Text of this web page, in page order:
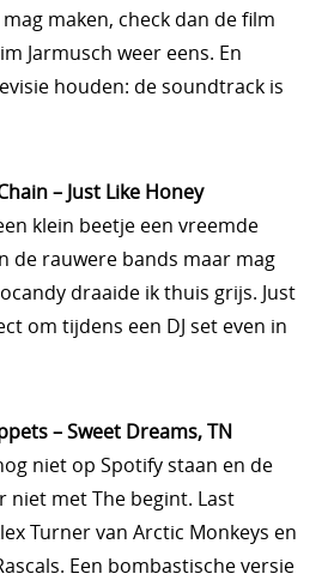
maken, check dan de film
Jarmusch weer eens. En
houden: de soundtrack is
– Just Like Honey
klein beetje een vreemde
de rauwere bands maar mag
draaide ik thuis grijs. Just
om tijdens een DJ set even in
– Sweet Dreams, TN
niet op Spotify staan en de
niet met The begint. Last
Turner van Arctic Monkeys en
Een bombastische versie